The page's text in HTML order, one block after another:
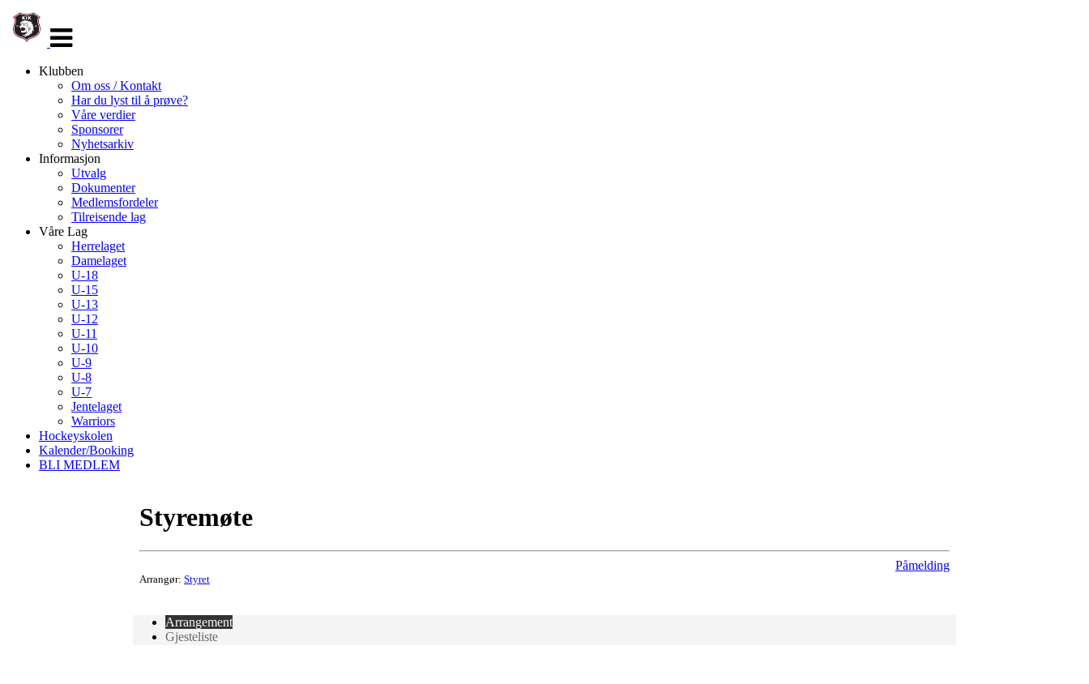
navigasjon
Klubben
Om oss / Kontakt
Har du lyst til å prøve?
Våre verdier
Sponsorer
Nyhetsarkiv
Informasjon
Utvalg
Dokumenter
Medlemsfordeler
Tilreisende lag
Våre Lag
Herrelaget
Damelaget
U-18
U-15
U-13
U-12
U-11
U-10
U-9
U-8
U-7
Jentelaget
Warriors
Hockeyskolen
Kalender/Booking
BLI MEDLEM
Styremøte
Arrangør: Styret
Påmelding
Arrangement
Gjesteliste